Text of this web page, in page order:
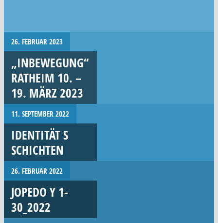
26. FEBRUAR 2023
„INBEWEGUNG“
RATHEIM 10. –
19. MÄRZ 2023
11. SEPTEMBER 2022
IDENTITÄT S
SCHICHTEN
26. FEBRUAR 2022
JOPEDO Y 1-
30_2022